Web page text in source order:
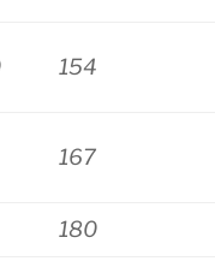
154
167
180